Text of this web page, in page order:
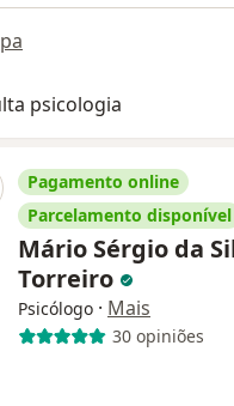
psicologia
Pagamento online
Parcelamento disponível
Mário Sérgio da
Torreiro
Psicólogo · Mais
30 opiniões